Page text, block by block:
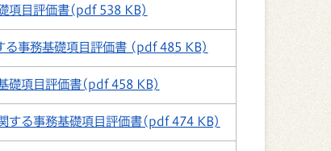
項目評価書(pdf 538 KB)
る事務基礎項目評価書 (pdf 485 KB)
礎項目評価書(pdf 458 KB)
する事務基礎項目評価書(pdf 474 KB)